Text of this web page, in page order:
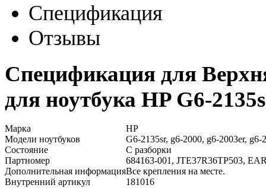
Спецификация
Отзывы
Спецификация для
для ноутбука HP G6-
Марка
HP
Модели ноутбуков
G6-2135sr, g6-2000, g6-2003er, g6-
Состояние
С разборки
Партномер
684163-001, JTE37R36TP503,
Дополнительная информацияВсе крепления на месте.
Внутренний артикул
181016